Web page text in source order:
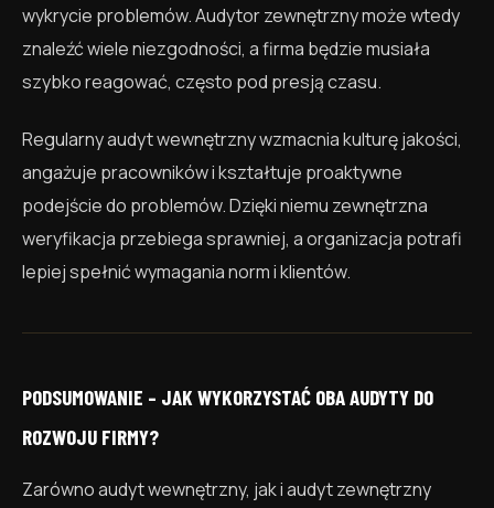
wykrycie problemów. Audytor zewnętrzny może wtedy
znaleźć wiele niezgodności, a firma będzie musiała
szybko reagować, często pod presją czasu.
Regularny audyt wewnętrzny wzmacnia kulturę jakości,
angażuje pracowników i kształtuje proaktywne
podejście do problemów. Dzięki niemu zewnętrzna
weryfikacja przebiega sprawniej, a organizacja potrafi
lepiej spełnić wymagania norm i klientów.
PODSUMOWANIE – JAK WYKORZYSTAĆ OBA AUDYTY DO
ROZWOJU FIRMY?
Zarówno audyt wewnętrzny, jak i audyt zewnętrzny